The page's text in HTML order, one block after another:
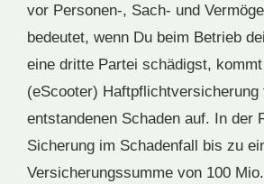
vor Personen-, Sach- und
bedeutet, wenn Du beim Betrieb
eine dritte Partei schädigst,
(eScooter) Haftpflichtversicherung
entstandenen Schaden auf. In der
Sicherung im Schadenfall bis zu
Versicherungssumme von 100